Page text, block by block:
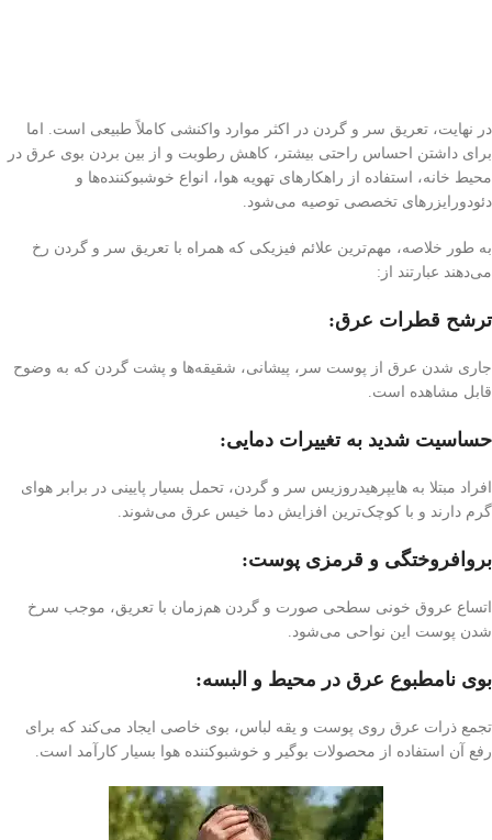
در نهایت، تعریق سر و گردن در اکثر موارد واکنشی کاملاً طبیعی است. اما
برای داشتن احساس راحتی بیشتر، کاهش رطوبت و از بین بردن بوی عرق در
محیط خانه، استفاده از راهکارهای تهویه هوا، انواع خوشبوکننده‌ها و
دئودورایزرهای تخصصی توصیه می‌شود.
به طور خلاصه، مهم‌ترین علائم فیزیکی که همراه با تعریق سر و گردن رخ
می‌دهند عبارتند از:
ترشح قطرات عرق:
جاری شدن عرق از پوست سر، پیشانی، شقیقه‌ها و پشت گردن که به وضوح
قابل مشاهده است.
حساسیت شدید به تغییرات دمایی:
افراد مبتلا به هایپرهیدروزیس سر و گردن، تحمل بسیار پایینی در برابر هوای
گرم دارند و با کوچک‌ترین افزایش دما خیس عرق می‌شوند.
بروافروختگی و قرمزی پوست:
اتساع عروق خونی سطحی صورت و گردن هم‌زمان با تعریق، موجب سرخ
شدن پوست این نواحی می‌شود.
بوی نامطبوع عرق در محیط و البسه:
تجمع ذرات عرق روی پوست و یقه لباس، بوی خاصی ایجاد می‌کند که برای
رفع آن استفاده از محصولات بوگیر و خوشبوکننده هوا بسیار کارآمد است.